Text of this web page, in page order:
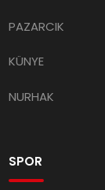
PAZARCIK
KÜNYE
NURHAK
SPOR